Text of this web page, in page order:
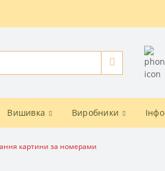
Вишивка Виробники
картини за номерами